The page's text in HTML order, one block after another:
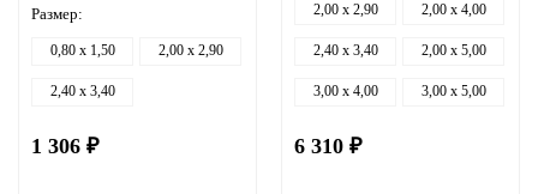
Размер:
0,80 x 1,50 2,00 x 2,90
2,40 x 3,40
1 306 ₽
2,00 x 2,90 2,00 x 4,00
2,40 x 3,40 2,00 x 5,00
3,00 x 4,00 3,00 x 5,00
6 310 ₽